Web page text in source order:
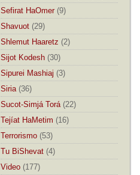
Sefirat HaOmer (9)
Shavuot (29)
Shlemut Haaretz (2)
Sijot Kodesh (30)
Sipurei Mashiaj (3)
Siria (36)
Sucot-Simjá Torá (22)
Tejíat HaMetim (16)
Terrorismo (53)
Tu BiShevat (4)
Video (177)